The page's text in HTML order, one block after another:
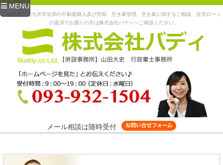
MENU
福岡県、北九州市近郊の不動産購入及び売却、空き家管理、空き家に関するご相談、住宅ローン
の返済でお困りの方は株式会社バディへご相談ください。
メール相談は随時受付